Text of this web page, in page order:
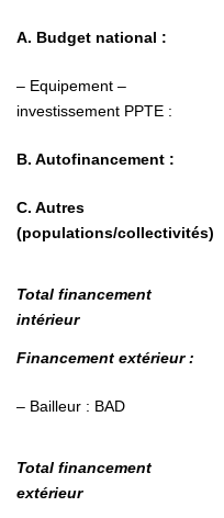
A. Budget national :
– Equipement –
investissement PPTE :
B. Autofinancement :
C. Autres
(populations/collectivités)
Total financement
intérieur
Financement extérieur :
– Bailleur : BAD
Total financement
extérieur